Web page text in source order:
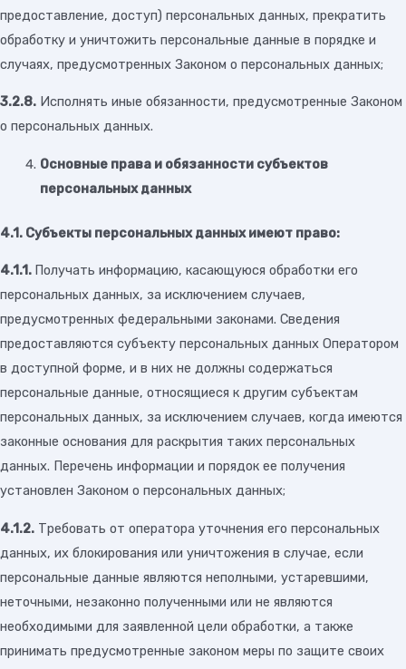
предоставление, доступ) персональных данных, прекратить
обработку и уничтожить персональные данные в порядке и
случаях, предусмотренных Законом о персональных данных;
3.2.8. Исполнять иные обязанности, предусмотренные Законом
о персональных данных.
Основные права и обязанности субъектов
персональных данных
4.1. Субъекты персональных данных имеют право:
4.1.1. Получать информацию, касающуюся обработки его
персональных данных, за исключением случаев,
предусмотренных федеральными законами. Сведения
предоставляются субъекту персональных данных Оператором
в доступной форме, и в них не должны содержаться
персональные данные, относящиеся к другим субъектам
персональных данных, за исключением случаев, когда имеются
законные основания для раскрытия таких персональных
данных. Перечень информации и порядок ее получения
установлен Законом о персональных данных;
4.1.2. Требовать от оператора уточнения его персональных
данных, их блокирования или уничтожения в случае, если
персональные данные являются неполными, устаревшими,
неточными, незаконно полученными или не являются
необходимыми для заявленной цели обработки, а также
принимать предусмотренные законом меры по защите своих